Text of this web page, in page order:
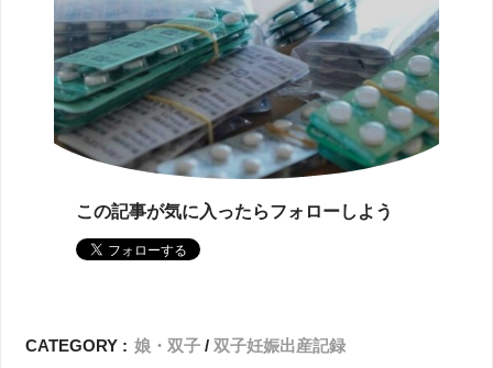
この記事が気に入ったらフォローしよう
CATEGORY : 娘・双子
双子妊娠出産記録